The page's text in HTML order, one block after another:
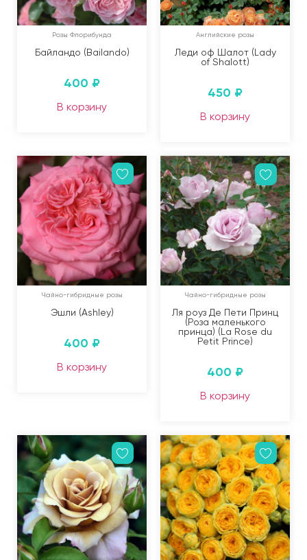
Розы Флорибунда
Байландо (Bailando)
400 ₽
В корзину
Английские розы
Леди оф Шалот (Lady
of Shalott)
450 ₽
В корзину
Чайно-гибридные розы
Эшли (Ashley)
400 ₽
В корзину
Чайно-гибридные розы
Ля роуз Де Пети Принц
(Роза маленького
принца) (La Rose du
Petit Prince)
400 ₽
В корзину